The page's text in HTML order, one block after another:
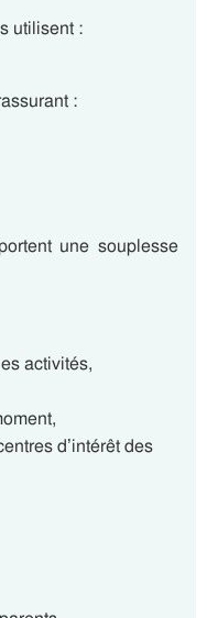
utilisent :
:
une souplesse
activités,
d’intérêt des